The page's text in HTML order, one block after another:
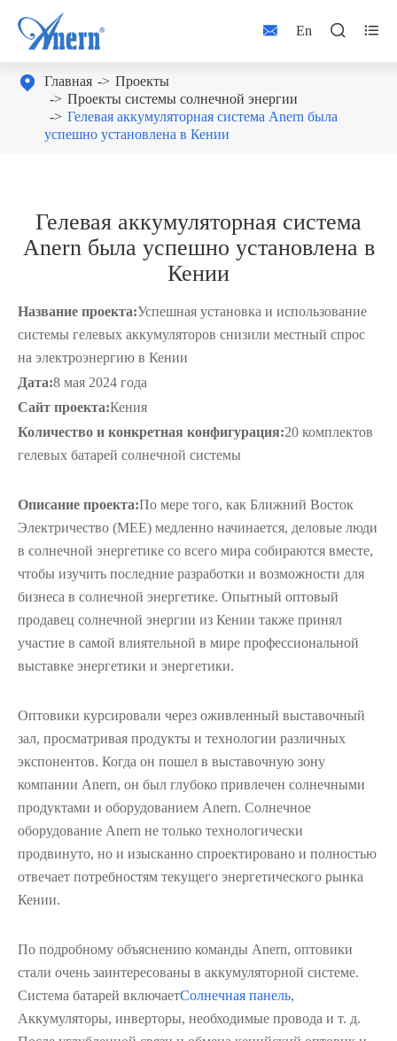
 En  
 Главная
Проекты
Проекты системы солнечной энергии
Гелевая аккумуляторная система Anern была
успешно установлена в Кении
Гелевая аккумуляторная система
Anern была успешно установлена в
Кении
Название проекта:Успешная установка и использование
системы гелевых аккумуляторов снизили местный спрос
на электроэнергию в Кении
Дата:8 мая 2024 года
Сайт проекта:Кения
Количество и конкретная конфигурация:20 комплектов
гелевых батарей солнечной системы
Описание проекта:По мере того, как Ближний Восток
Электричество (MEE) медленно начинается, деловые люди
в солнечной энергетике со всего мира собираются вместе,
чтобы изучить последние разработки и возможности для
бизнеса в солнечной энергетике. Опытный оптовый
продавец солнечной энергии из Кении также принял
участие в самой влиятельной в мире профессиональной
выставке энергетики и энергетики.
Оптовики курсировали через оживленный выставочный
зал, просматривая продукты и технологии различных
экспонентов. Когда он пошел в выставочную зону
компании Anern, он был глубоко привлечен солнечными
продуктами и оборудованием Anern. Солнечное
оборудование Anern не только технологически
продвинуто, но и изысканно спроектировано и полностью
отвечает потребностям текущего энергетического рынка
Кении.
По подробному объяснению команды Anern, оптовики
стали очень заинтересованы в аккумуляторной системе.
Система батарей включаетСолнечная панель,
Аккумуляторы, инверторы, необходимые провода и т. д.